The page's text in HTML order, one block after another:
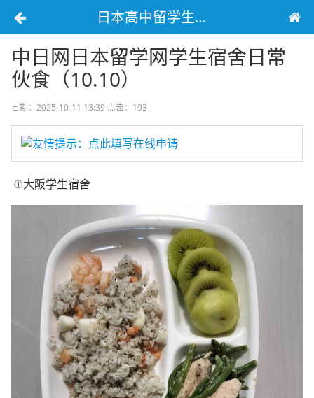
日本高中留学生宿舍生活
中日网日本留学网学生宿舍日常
伙食（10.10）
日期：2025-10-11 13:39 点击：193
友情提示：点此填写在线申请
①大阪学生宿舍